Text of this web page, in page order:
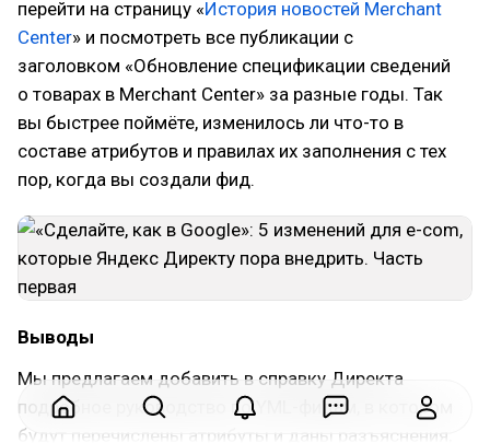
перейти на страницу «История новостей Merchant
Center» и посмотреть все публикации с
заголовком «Обновление спецификации сведений
о товарах в Merchant Center» за разные годы. Так
вы быстрее поймёте, изменилось ли что-то в
составе атрибутов и правилах их заполнения с тех
пор, когда вы создали фид.
Выводы
Мы предлагаем добавить в справку Директа
подробное руководство по YML-фидам, в котором
будут перечислены атрибуты и даны разъяснения,